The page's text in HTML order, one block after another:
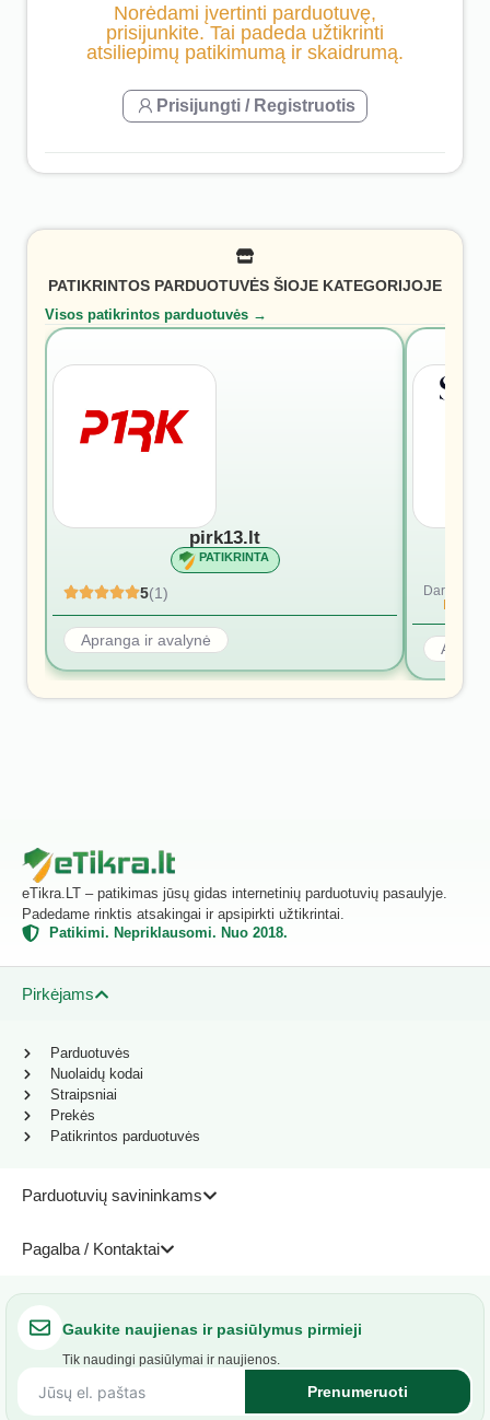
Norėdami įvertinti parduotuvę,
prisijunkite. Tai padeda užtikrinti
atsiliepimų patikimumą ir skaidrumą.
Prisijungti / Registruotis
PATIKRINTOS PARDUOTUVĖS ŠIOJE KATEGORIJOJE
Visos patikrintos parduotuvės →
pirk13.lt
PATIKRINTA
5(1)
Apranga ir avalynė
Dar nėra
eTikra.LT – patikimas jūsų gidas internetinių parduotuvių pasaulyje.
Padedame rinktis atsakingai ir apsipirkti užtikrintai.
Patikimi. Nepriklausomi. Nuo 2018.
Pirkėjams
Parduotuvių savininkams
Pagalba / Kontaktai
Parduotuvės
Nuolaidų kodai
Straipsniai
Prekės
Patikrintos parduotuvės
Gaukite naujienas ir pasiūlymus pirmieji
Tik naudingi pasiūlymai ir naujienos.
Prenumeruoti